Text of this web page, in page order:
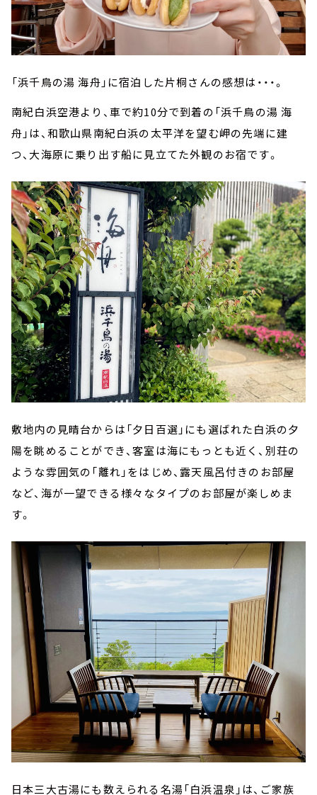
「浜千鳥の湯 海舟」に宿泊した片桐さんの感想は・・・。
南紀白浜空港より、車で約10分で到着の「浜千鳥の湯 海
舟」は、和歌山県南紀白浜の太平洋を望む岬の先端に建
つ、大海原に乗り出す船に見立てた外観のお宿です。
敷地内の見晴台からは「夕日百選」にも選ばれた白浜の夕
陽を眺めることができ、客室は海にもっとも近く、別荘の
ような雰囲気の「離れ」をはじめ、露天風呂付きのお部屋
など、海が一望できる様々なタイプのお部屋が楽しめま
す。
日本三大古湯にも数えられる名湯「白浜温泉」は、ご家族